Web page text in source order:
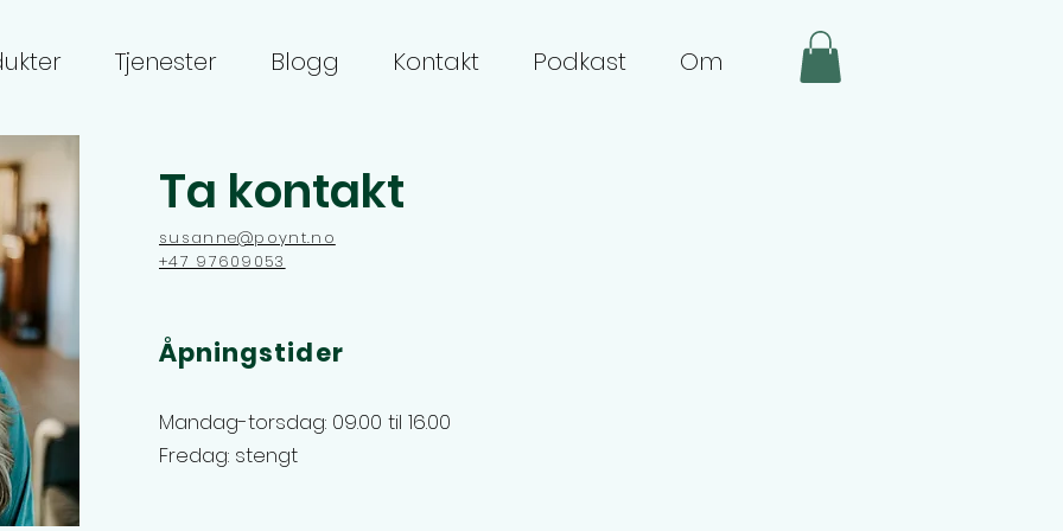
Tjenester Blogg Kontakt Podkast Om
Ta kontakt
susanne@poynt.no
+47 97609053
Åpningstider
Mandag-torsdag: 09.00 til 16.00
Fredag: stengt